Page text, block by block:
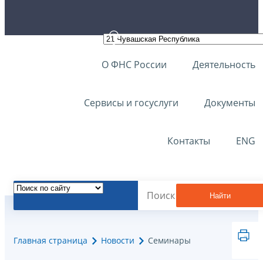
О ФНС России Деятельность
Сервисы и госуслуги Документы
Контакты ENG
Найти
Главная страница Новости Семинары